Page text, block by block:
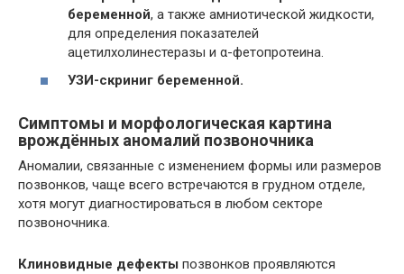
беременной, а также амниотической жидкости,
для определения показателей
ацетилхолинестеразы и α-фетопротеина.
УЗИ-скриниг беременной.
Симптомы и морфологическая картина
врождённых аномалий позвоночника
Аномалии, связанные с изменением формы или размеров
позвонков, чаще всего встречаются в грудном отделе,
хотя могут диагностироваться в любом секторе
позвоночника.
Клиновидные дефекты позвонков проявляются